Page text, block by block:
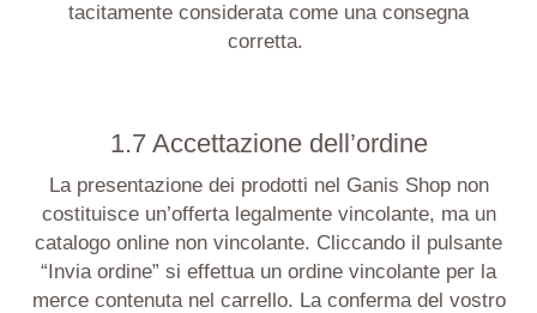
tacitamente considerata come una consegna
corretta.
1.7 Accettazione dell’ordine
La presentazione dei prodotti nel Ganis Shop non
costituisce un’offerta legalmente vincolante, ma un
catalogo online non vincolante. Cliccando il pulsante
“Invia ordine” si effettua un ordine vincolante per la
merce contenuta nel carrello. La conferma del vostro